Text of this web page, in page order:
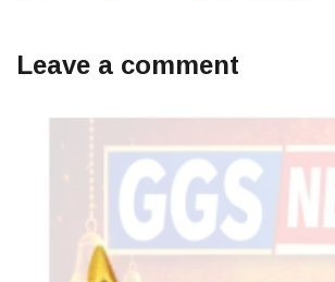
Leave a comment